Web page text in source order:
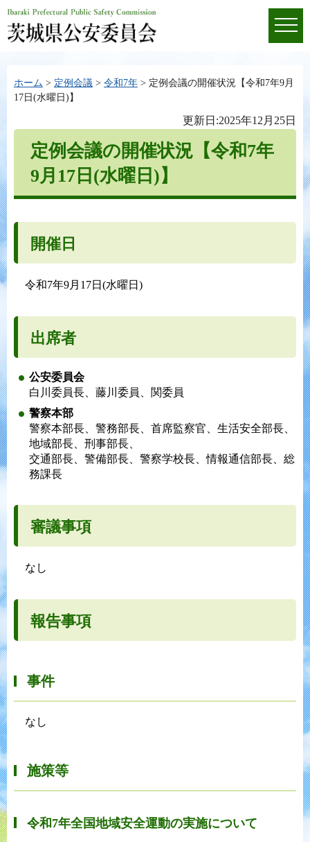
ホーム > 定例会議 > 令和7年 > 定例会議の開催状況【令和7年9月
17日(水曜日)】
更新日:2025年12月25日
定例会議の開催状況【令和7年
9月17日(水曜日)】
開催日
令和7年9月17日(水曜日)
出席者
公安委員会
白川委員長、藤川委員、関委員
警察本部
警察本部長、警務部長、首席監察官、生活安全部長、
地域部長、刑事部長、
交通部長、警備部長、警察学校長、情報通信部長、総
務課長
審議事項
なし
報告事項
事件
なし
施策等
令和7年全国地域安全運動の実施について